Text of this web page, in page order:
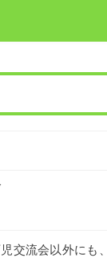
交流会以外にも